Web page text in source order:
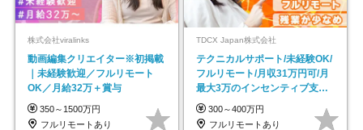
株式会社viralinks
動画編集クリエイター※初掲載
｜未経験歓迎／フルリモート
OK／月給32万＋賞与
350～1500万円
フルリモートあり
TDCX Japan株式会社
テクニカルサポート/未経験OK/
フルリモート/月収31万円可/月
最大3万のインセンティブ支給/
平均年齢33歳
300～400万円
フルリモートあり